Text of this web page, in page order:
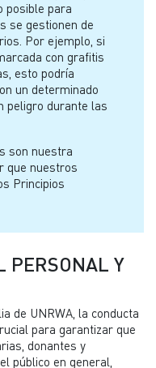
posible para
se gestionen de
Por ejemplo, si
con grafitis
esto podría
un determinado
peligro durante las
son nuestra
que nuestros
Principios
PERSONAL Y
de UNRWA, la conducta
para garantizar que
donantes y
público en general,